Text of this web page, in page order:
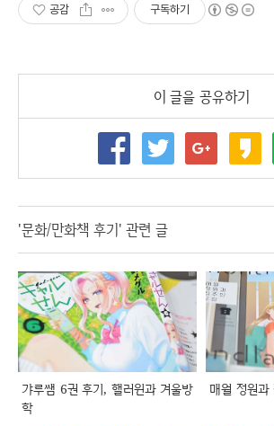
공감 구독하기
이 글을 공유하기
'문화/만화책 후기' 관련 글
갸루쌤 6권 후기, 핼러윈과 겨울방
학
매월 정원과